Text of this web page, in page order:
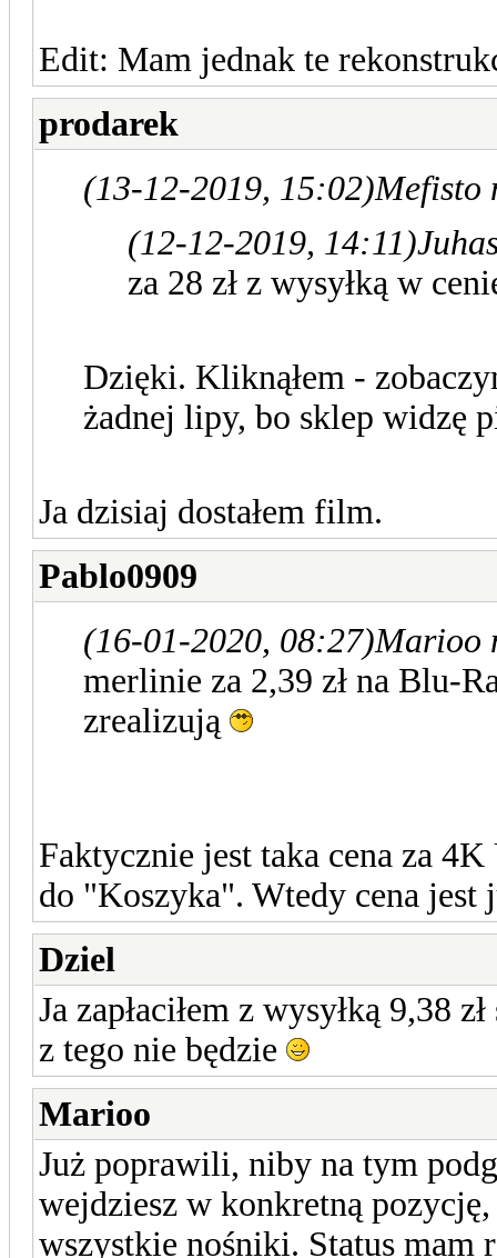
Edit: Mam jednak te
prodarek
(13-12-2019, 15:02)Mefisto
(12-12-2019, 14:11)
za 28 zł z wysyłką w
Dzięki. Kliknąłem -
żadnej lipy, bo sklep widzę
Ja dzisiaj dostałem film.
Pablo0909
(16-01-2020, 08:27)Marioo
merlinie za 2,39 zł na Blu-
zrealizują
Faktycznie jest taka cena za
do "Koszyka". Wtedy cena
Dziel
Ja zapłaciłem z wysyłką 9,38
z tego nie będzie
Marioo
Już poprawili, niby na tym
wejdziesz w konkretną
wszystkie nośniki. Status mam